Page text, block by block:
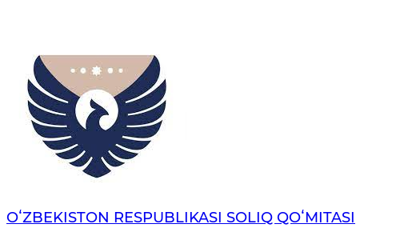
OʻZBEKISTON RESPUBLIKASI SOLIQ QOʻMITASI